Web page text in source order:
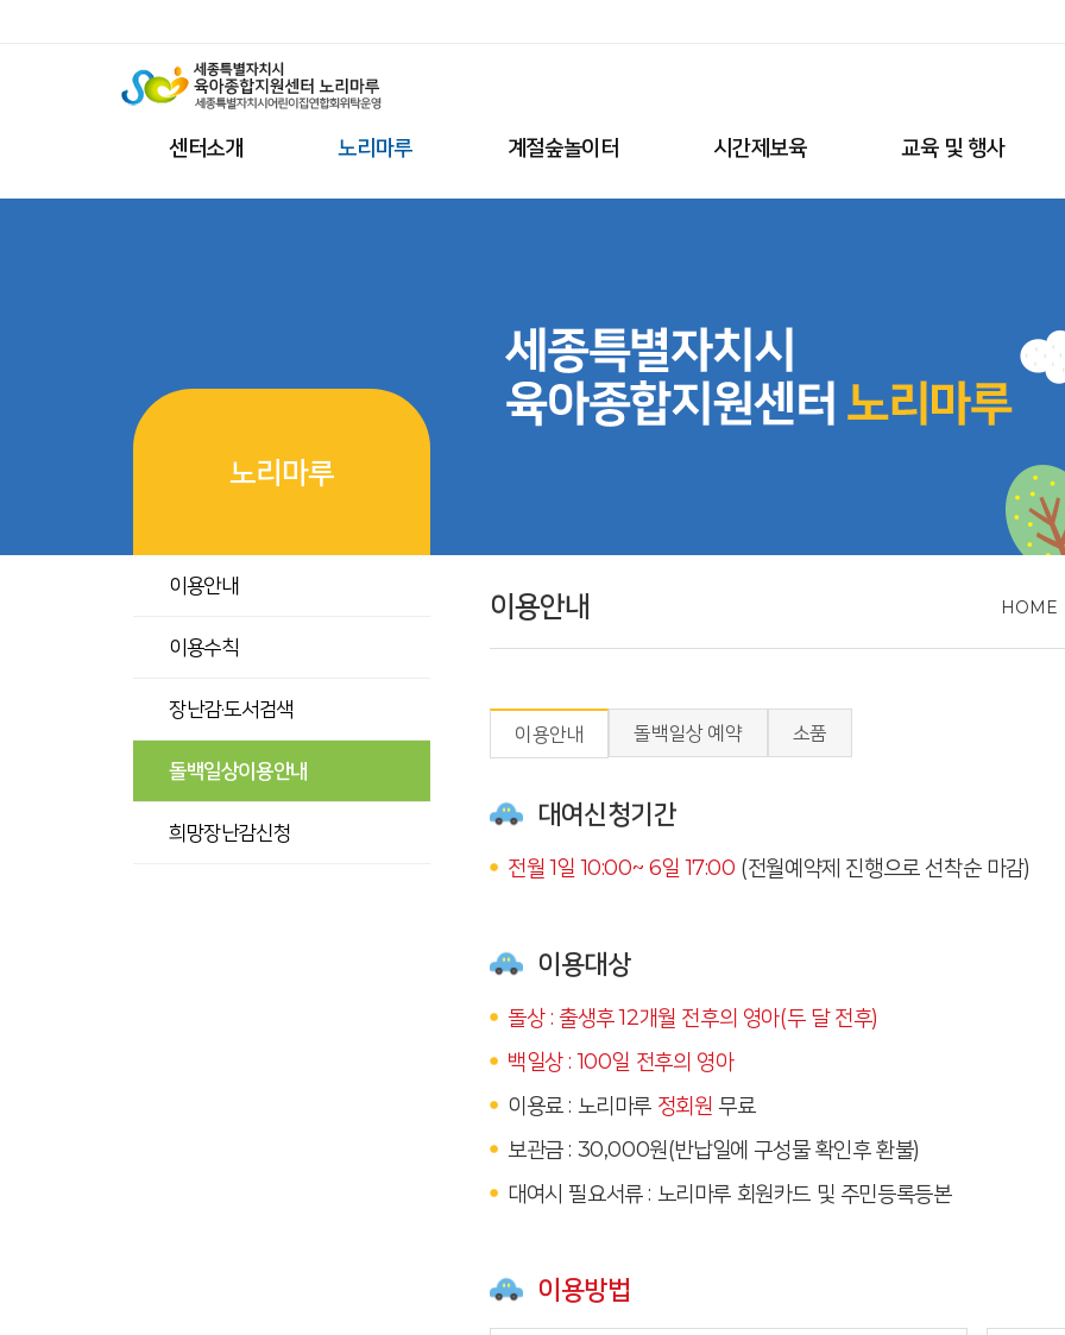
센터소개 노리마루 계절숲놀이터 시간제보육 교육 및 행사
노리마루
이용안내
이용수칙
장난감·도서검색
돌백일상이용안내
희망장난감신청
이용안내 HOME
이용안내 돌백일상 예약 소품
대여신청기간
전월 1일 10:00~ 6일 17:00 (전월예약제 진행으로 선착순 마감)
이용대상
돌상 : 출생후 12개월 전후의 영아(두 달 전후)
백일상 : 100일 전후의 영아
이용료 : 노리마루 정회원 무료
보관금 : 30,000원(반납일에 구성물 확인후 환불)
대여시 필요서류 : 노리마루 회원카드 및 주민등록등본
이용방법